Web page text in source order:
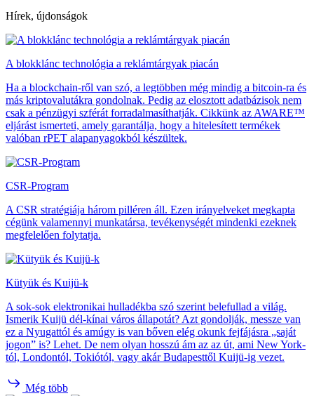
Hírek, újdonságok
A blokklánc technológia a reklámtárgyak piacán
Ha a blockchain-ről van szó, a legtöbben még mindig a bitcoin-ra és
más kriptovalutákra gondolnak. Pedig az elosztott adatbázisok nem
csak a pénzügyi szférát forradalmasíthatják. Cikkünk az AWARE™
eljárást ismerteti, amely garantálja, hogy a hitelesített termékek
valóban rPET alapanyagokból készültek.
CSR-Program
A CSR stratégiája három pilléren áll. Ezen irányelveket megkapta
cégünk valamennyi munkatársa, tevékenységét mindenki ezeknek
megfelelően folytatja.
Kütyük és Kuijü-k
A sok-sok elektronikai hulladékba szó szerint belefullad a világ.
Ismerik Kuijü dél-kínai város állapotát? Azt gondolják, messze van
ez a Nyugattól és amúgy is van bőven elég okunk fejfájásra „saját
jogon” is? Lehet. De nem olyan hosszú ám az az út, ami New York-
tól, Londontól, Tokiótól, vagy akár Budapesttől Kuijü-ig vezet.
Még több